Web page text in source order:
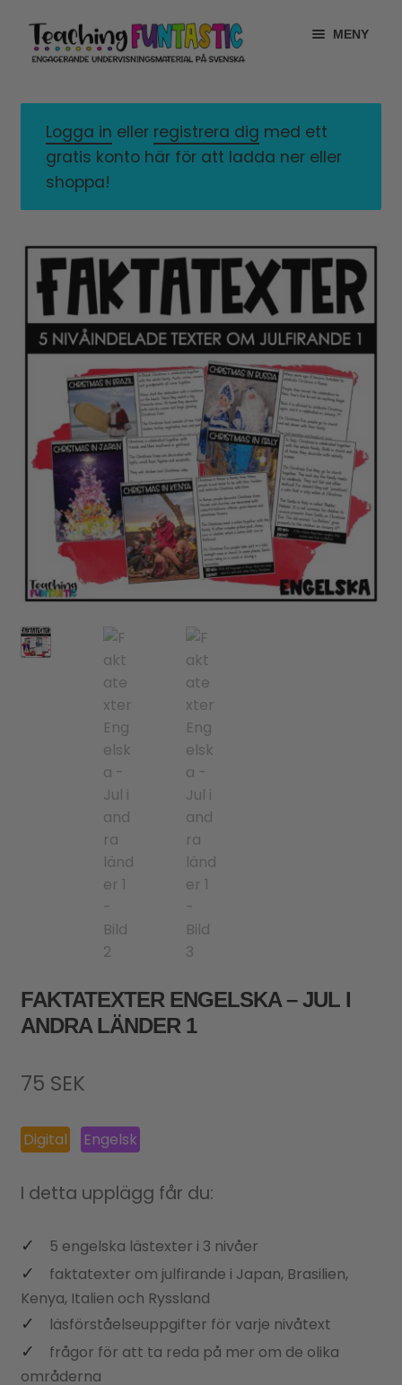
Hoppa
till
navigering
Gå
till
innehåll
MENY
MITT KONTO
GRATISMATERIAL
LICENSER
EXPANDERA
UNDERMENY
TYPSNITT
Logga in eller registrera dig med ett
gratis konto här för att ladda ner eller
shoppa!
FAKTATEXTER ENGELSKA – JUL I
ANDRA LÄNDER 1
75 SEK
Digital Engelsk
I detta upplägg får du:
5 engelska lästexter i 3 nivåer
faktatexter om julfirande i Japan, Brasilien,
Kenya, Italien och Ryssland
läsförståelseuppgifter för varje nivåtext
frågor för att ta reda på mer om de olika
områderna